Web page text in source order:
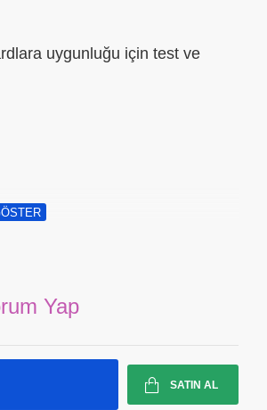
uygunluğu için test ve
Yap
SATIN AL